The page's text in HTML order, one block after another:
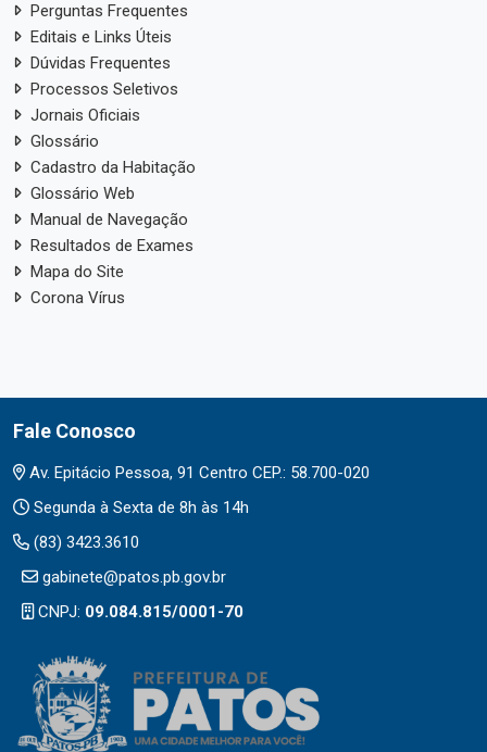
Perguntas Frequentes
Editais e Links Úteis
Dúvidas Frequentes
Processos Seletivos
Jornais Oficiais
Glossário
Cadastro da Habitação
Glossário Web
Manual de Navegação
Resultados de Exames
Mapa do Site
Corona Vírus
Fale Conosco
Av. Epitácio Pessoa, 91 Centro CEP.: 58.700-020
Segunda à Sexta de 8h às 14h
(83) 3423.3610
gabinete@patos.pb.gov.br
CNPJ: 09.084.815/0001-70